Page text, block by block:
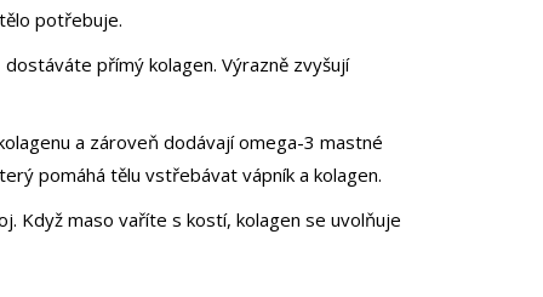
potřebuje.
přímý kolagen. Výrazně zvyšují
a zároveň dodávají omega-3 mastné
pomáhá tělu vstřebávat vápník a kolagen.
Když maso vaříte s kostí, kolagen se uvolňuje